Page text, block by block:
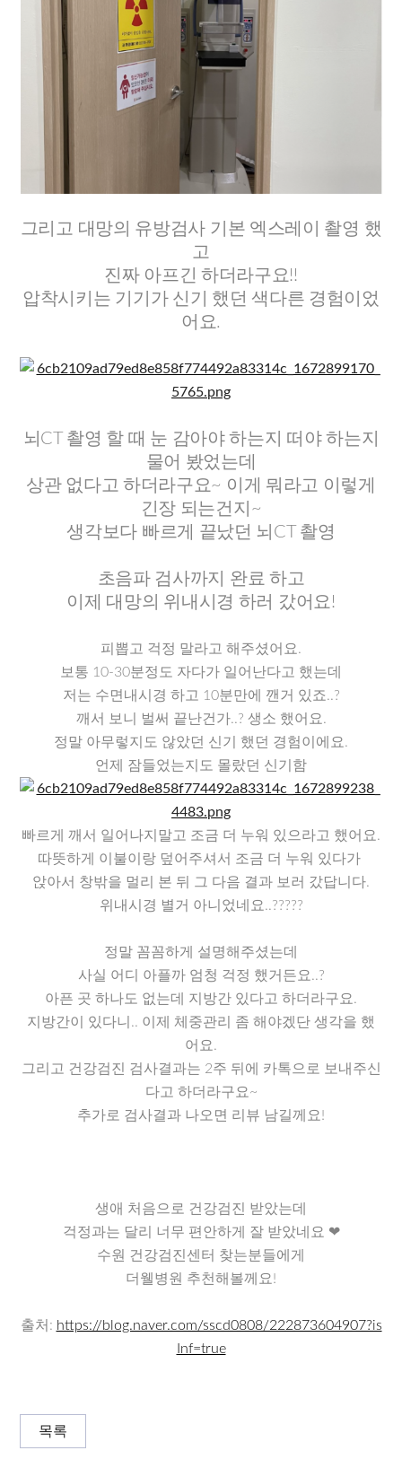
​그리고 대망의 유방검사 기본 엑스레이 촬영 했
고
진짜 아프긴 하더라구요!!
압착시키는 기기가 신기 했던 색다른 경험이었
어요.
뇌CT 촬영 할 때 눈 감아야 하는지 떠야 하는지
물어 봤었는데
상관 없다고 하더라구요~ 이게 뭐라고 이렇게
긴장 되는건지~
생각보다 빠르게 끝났던 뇌CT 촬영
초음파 검사까지 완료 하고
이제 대망의 위내시경 하러 갔어요!
피뽑고 걱정 말라고 해주셨어요.
보통 10-30분정도 자다가 일어난다고 했는데
저는 수면내시경 하고 10분만에 깬거 있죠..?
깨서 보니 벌써 끝난건가..? 생소 했어요.
정말 아무렇지도 않았던 신기 했던 경험이에요.
언제 잠들었는지도 몰랐던 신기함
빠르게 깨서 일어나지말고 조금 더 누워 있으라고 했어요.
따뜻하게 이불이랑 덮어주셔서 조금 더 누워 있다가
앉아서 창밖을 멀리 본 뒤 그 다음 결과 보러 갔답니다.
위내시경 별거 아니었네요..?????
정말 꼼꼼하게 설명해주셨는데
사실 어디 아플까 엄청 걱정 했거든요..?
아픈 곳 하나도 없는데 지방간 있다고 하더라구요.
지방간이 있다니.. 이제 체중관리 좀 해야겠단 생각을 했
어요.
그리고 건강검진 검사결과는 2주 뒤에 카톡으로 보내주신
다고 하더라구요~
추가로 검사결과 나오면 리뷰 남길께요!
생애 처음으로 건강검진 받았는데
걱정과는 달리 너무 편안하게 잘 받았네요 ❤
수원 건강검진센터 찾는분들에게
더웰병원 추천해볼께요!
출처: https://blog.naver.com/sscd0808/222873604907?is
Inf=true
목록